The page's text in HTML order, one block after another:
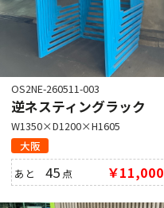
OS2NE-260511-003
逆ネスティングラック
W1350×D1200×H1605
大阪
あと45 点 ￥11,000